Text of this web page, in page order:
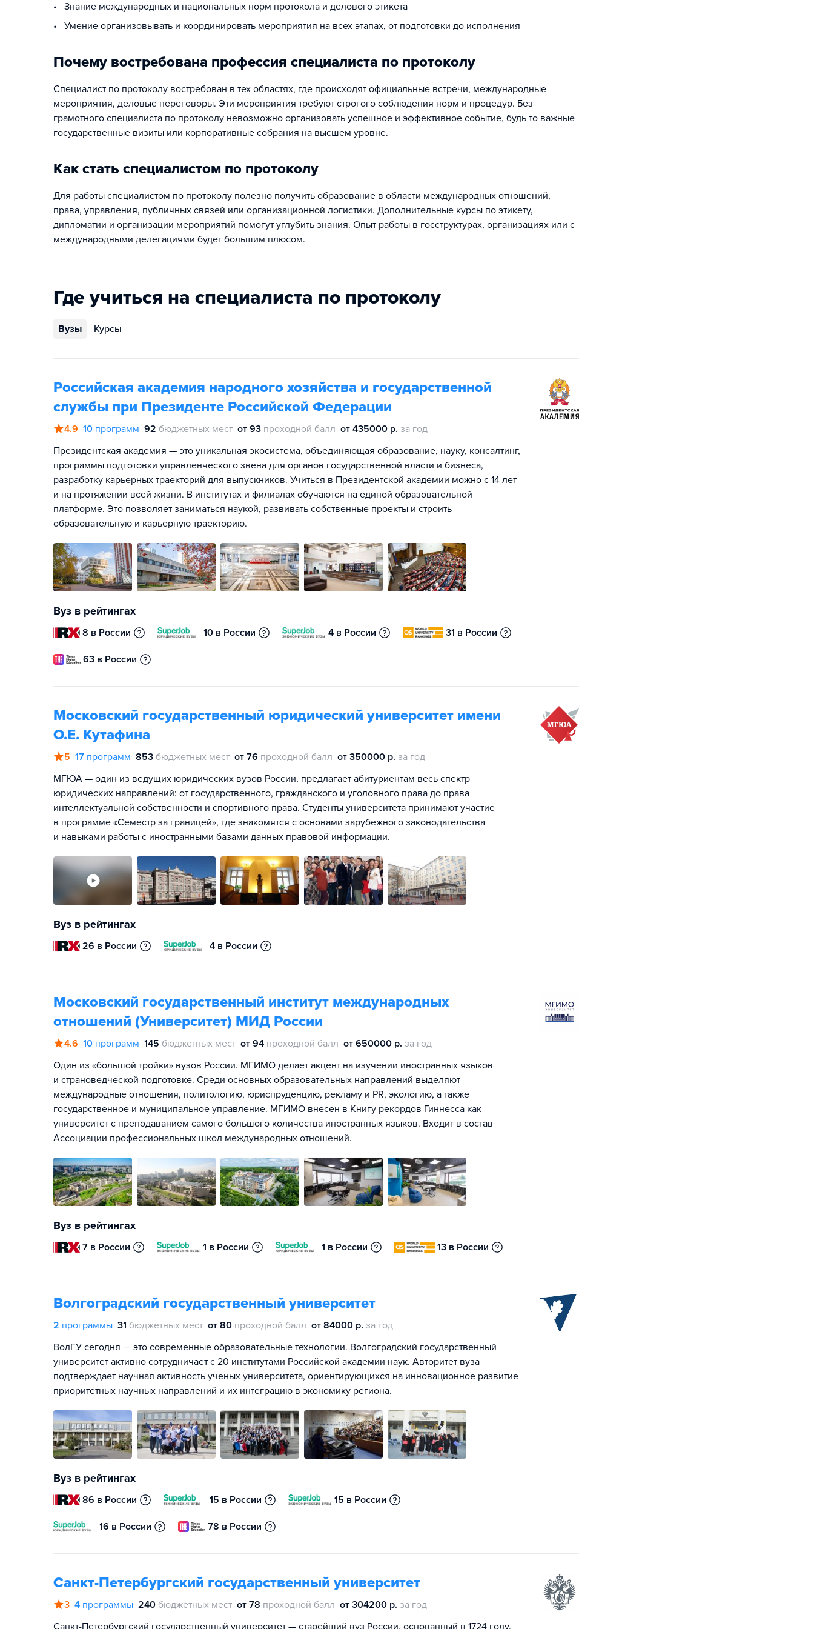
• Знание международных и национальных норм протокола и делового этикета
• Умение организовывать и координировать мероприятия на всех этапах, от подготовки до исполнения
Почему востребована профессия специалиста по протоколу
Специалист по протоколу востребован в тех областях, где происходят официальные встречи, международные
мероприятия, деловые переговоры. Эти мероприятия требуют строгого соблюдения норм и процедур. Без
грамотного специалиста по протоколу невозможно организовать успешное и эффективное событие, будь то важные
государственные визиты или корпоративные собрания на высшем уровне.
Как стать специалистом по протоколу
Для работы специалистом по протоколу полезно получить образование в области международных отношений,
права, управления, публичных связей или организационной логистики. Дополнительные курсы по этикету,
дипломатии и организации мероприятий помогут углубить знания. Опыт работы в госструктурах, организациях или с
международными делегациями будет большим плюсом.
Где учиться на специалиста по протоколу
Вузы Курсы
Российская академия народного хозяйства и государственной
службы при Президенте Российской Федерации
4.9 10 программ 92 бюджетных мест от 93 проходной балл от 435000 р. за год
Президентская академия — это уникальная экосистема, объединяющая образование, науку, консалтинг,
программы подготовки управленческого звена для органов государственной власти и бизнеса,
разработку карьерных траекторий для выпускников. Учиться в Президентской академии можно с 14 лет
и на протяжении всей жизни. В институтах и филиалах обучаются на единой образовательной
платформе. Это позволяет заниматься наукой, развивать собственные проекты и строить
образовательную и карьерную траекторию.
Вуз в рейтингах
8 в России 10 в России 4 в России 31 в России
63 в России
Московский государственный юридический университет имени
О.Е. Кутафина
5 17 программ 853 бюджетных мест от 76 проходной балл от 350000 р. за год
МГЮА — один из ведущих юридических вузов России, предлагает абитуриентам весь спектр
юридических направлений: от государственного, гражданского и уголовного права до права
интеллектуальной собственности и спортивного права. Студенты университета принимают участие
в программе «Семестр за границей», где знакомятся с основами зарубежного законодательства
и навыками работы с иностранными базами данных правовой информации.
Вуз в рейтингах
26 в России 4 в России
Московский государственный институт международных
отношений (Университет) МИД России
4.6 10 программ 145 бюджетных мест от 94 проходной балл от 650000 р. за год
Один из «большой тройки» вузов России. МГИМО делает акцент на изучении иностранных языков
и страноведческой подготовке. Среди основных образовательных направлений выделяют
международные отношения, политологию, юриспруденцию, рекламу и PR, экологию, а также
государственное и муниципальное управление. МГИМО внесен в Книгу рекордов Гиннесса как
университет с преподаванием самого большого количества иностранных языков. Входит в состав
Ассоциации профессиональных школ международных отношений.
Вуз в рейтингах
7 в России 1 в России 1 в России 13 в России
Волгоградский государственный университет
2 программы 31 бюджетных мест от 80 проходной балл от 84000 р. за год
ВолГУ сегодня — это современные образовательные технологии. Волгоградский государственный
университет активно сотрудничает с 20 институтами Российской академии наук. Авторитет вуза
подтверждает научная активность ученых университета, ориентирующихся на инновационное развитие
приоритетных научных направлений и их интеграцию в экономику региона.
Вуз в рейтингах
86 в России 15 в России 15 в России
16 в России 78 в России
Санкт-Петербургский государственный университет
3 4 программы 240 бюджетных мест от 78 проходной балл от 304200 р. за год
Санкт-Петербургский государственный университет — старейший вуз России, основанный в 1724 году.